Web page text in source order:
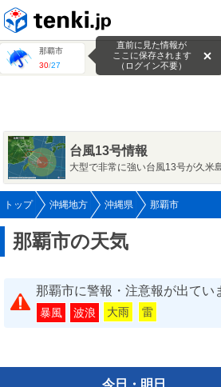
那覇市
30/27
直前に見た情報が
ここに保存されます
（ログイン不要）
台風13号情報
大型で非常に強い台風13号が久米
トップ 沖縄地方 沖縄県 那覇市
那覇市の天気
那覇市に警報・注意報が出てい
暴風 波浪 大雨 雷
今日・明日